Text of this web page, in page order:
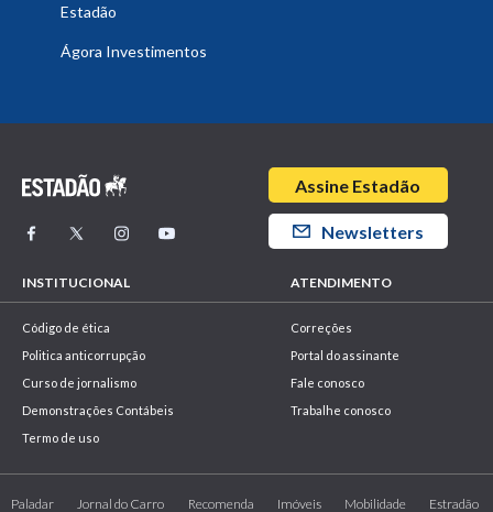
Estadão
Ágora Investimentos
INSTITUCIONAL
Código de ética
Politica anticorrupção
Curso de jornalismo
Demonstrações Contábeis
Termo de uso
ATENDIMENTO
Correções
Portal do assinante
Fale conosco
Trabalhe conosco
Assine Estadão
Newsletters
Paladar Jornal do Carro Recomenda Imóveis Mobilidade Estradão